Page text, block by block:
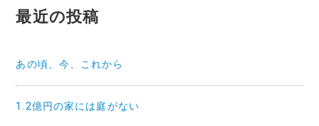
最近の投稿
あの頃、今、これから
1.2億円の家には庭がない